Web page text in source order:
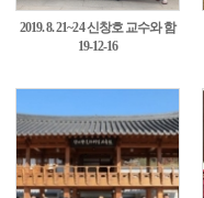
2019. 8. 21~24 신창호 교수와 함
께하는 중국인문기행10
19-12-16